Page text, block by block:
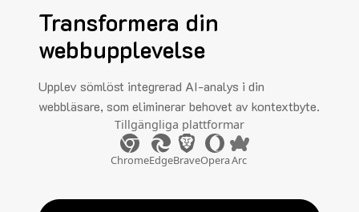
Transformera din
webbupplevelse
Upplev sömlöst integrerad AI-analys i din
webbläsare, som eliminerar behovet av kontextbyte.
Tillgängliga plattformar
ChromeEdgeBraveOperaArc